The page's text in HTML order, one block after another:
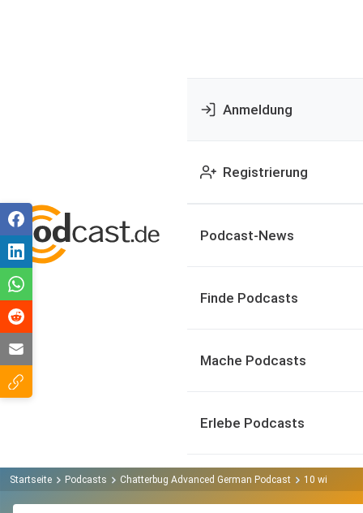
Anmeldung
Registrierung
Podcast-News
Finde Podcasts
Mache Podcasts
Erlebe Podcasts
Startseite Podcasts Chatterbug Advanced German Podcast 10